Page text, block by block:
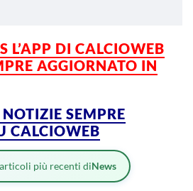
L’APP DI CALCIOWEB
AGGIORNATO IN
SEMPRE
CALCIOWEB
più recenti diNews